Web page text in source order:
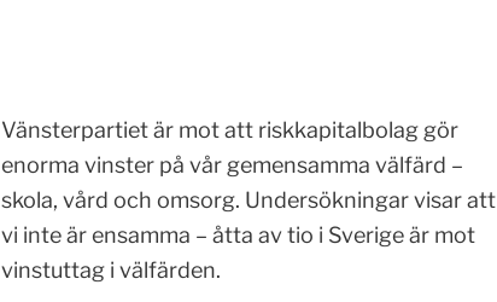
Vänsterpartiet är mot att riskkapitalbolag gör
enorma vinster på vår gemensamma välfärd –
skola, vård och omsorg. Undersökningar visar att
vi inte är ensamma – åtta av tio i Sverige är mot
vinstuttag i välfärden.